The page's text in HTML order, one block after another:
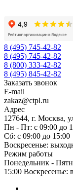
8 (495) 745-42-82
8 (495) 745-42-82
8 (800) 333-42-82
8 (495) 845-42-82
Заказать звонок
E-mail
zakaz@ctpl.ru
Адрес
127644, г. Москва,
Пн - Пт: с 09:00 до
Сб: с 09:00 до 15:00
Воскресенье:
Режим работы
Понедельник -
15:00 Воскресенье: